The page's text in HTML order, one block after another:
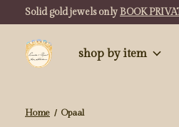
Solid gold jewels onlyBOOK
shop by item
Home / Opaal